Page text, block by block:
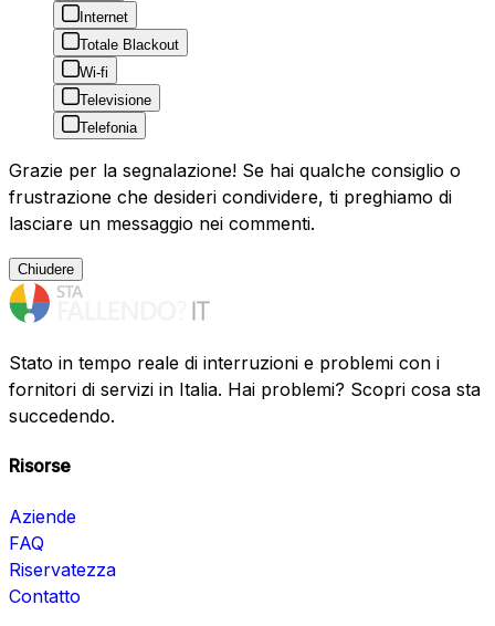
Internet
Totale Blackout
Wi-fi
Televisione
Telefonia
Grazie per la segnalazione! Se hai qualche consiglio o
frustrazione che desideri condividere, ti preghiamo di
lasciare un messaggio nei commenti.
Chiudere
Stato in tempo reale di interruzioni e problemi con i
fornitori di servizi in Italia. Hai problemi? Scopri cosa sta
succedendo.
Risorse
Aziende
FAQ
Riservatezza
Contatto